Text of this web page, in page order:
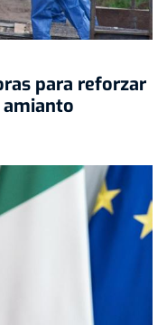
para reforzar